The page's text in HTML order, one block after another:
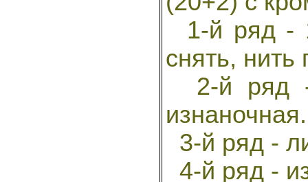
1-й ряд -
снять, нить
2-й ряд -
изнаночная.
3-й ряд -
4-й ряд -